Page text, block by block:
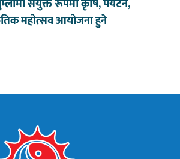
संयुक्त रूपमा कृषि, पर्यटन,
महोत्सव आयोजना हुने